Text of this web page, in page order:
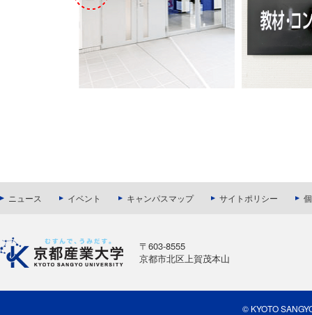
ニュース イベント キャンパスマップ サイトポリシー
〒603-8555
京都市北区上賀茂本山
© KYOTO